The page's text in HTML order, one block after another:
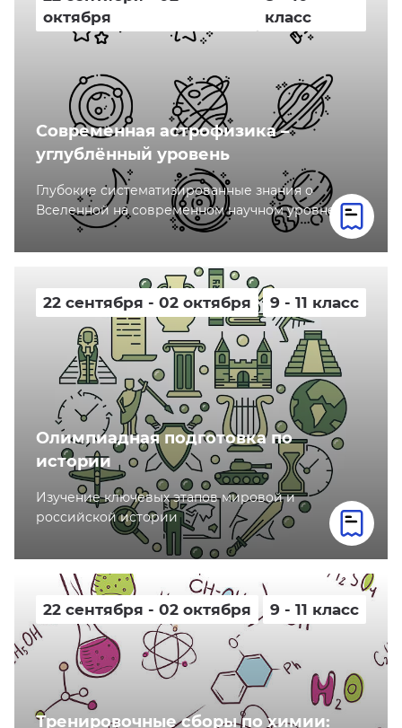
октября
класс
Современная астрофизика –
углублённый уровень
Глубокие систематизированные знания о
Вселенной на современном научном уровне
22 сентября - 02 октября 9 - 11 класс
Олимпиадная подготовка по
истории
Изучение ключевых этапов мировой и
российской истории
22 сентября - 02 октября 9 - 11 класс
Тренировочные сборы по химии: